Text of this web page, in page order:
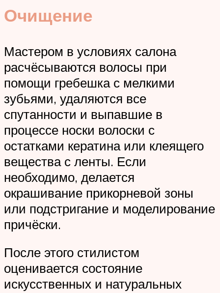
Очищение
Мастером в условиях салона
расчёсываются волосы при
помощи гребешка с мелкими
зубьями, удаляются все
спутанности и выпавшие в
процессе носки волоски с
остатками кератина или клеящего
вещества с ленты. Если
необходимо, делается
окрашивание прикорневой зоны
или подстригание и моделирование
причёски.
После этого стилистом
оценивается состояние
искусственных и натуральных